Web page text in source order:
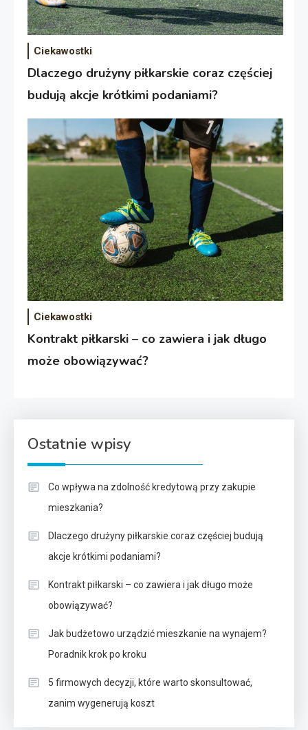
Ciekawostki
Dlaczego drużyny piłkarskie coraz częściej
budują akcje krótkimi podaniami?
Ciekawostki
Kontrakt piłkarski – co zawiera i jak długo
może obowiązywać?
Ostatnie wpisy
Co wpływa na zdolność kredytową przy zakupie
mieszkania?
Dlaczego drużyny piłkarskie coraz częściej budują
akcje krótkimi podaniami?
Kontrakt piłkarski – co zawiera i jak długo może
obowiązywać?
Jak budżetowo urządzić mieszkanie na wynajem?
Poradnik krok po kroku
5 firmowych decyzji, które warto skonsultować,
zanim wygenerują koszt